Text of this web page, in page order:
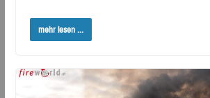
mehr lesen ...